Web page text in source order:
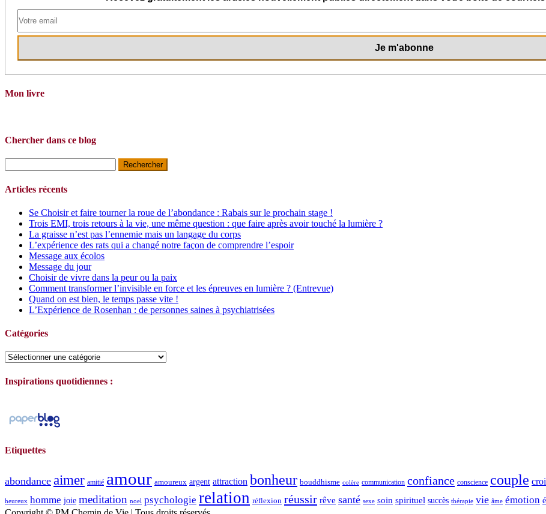
Mon livre
Chercher dans ce blog
Articles récents
Se Choisir et faire tourner la roue de l’abondance : Rabais sur le prochain stage !
Trois EMI, trois retours à la vie, une même question : que faire après avoir touché la lumière ?
La graisse n’est pas l’ennemie mais un langage du corps
L’expérience des rats qui a changé notre façon de comprendre l’espoir
Message aux écolos
Message du jour
Choisir de vivre dans la peur ou la paix
Comment transformer l’invisible en force et les épreuves en lumière ? (Entrevue)
Quand on est bien, le temps passe vite !
L’Expérience de Rosenhan : de personnes saines à psychiatrisées
Catégories
Catégories
Inspirations quotidiennes :
Etiquettes
abondance aimer amitié amour amoureux argent attraction bonheur bouddhisme colère communication confiance conscience couple
heureux homme joie meditation noel psychologie relation réflexion réussir rêve santé sexe soin spirituel succès thérapie vie âme émotion